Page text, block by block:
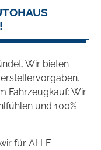
Wir bieten
Fahrzeugkauf: Wir
und 100%
für ALLE